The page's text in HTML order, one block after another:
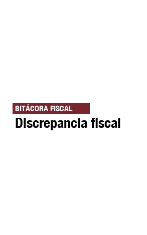
BITÁCORA FISCAL
Discrepancia fiscal